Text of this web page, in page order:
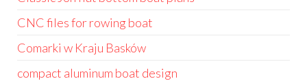
CNC files for rowing boat
Comarki w Kraju Basków
compact aluminum boat design